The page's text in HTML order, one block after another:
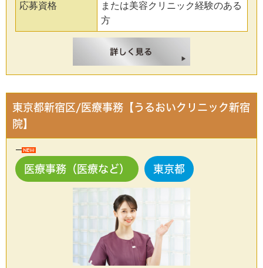
応募資格
または美容クリニック経験のある
方
東京都新宿区/医療事務【うるおいクリニック新宿
院】
医療事務（医療など） 東京都